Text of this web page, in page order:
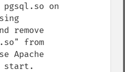
pgsql.so on
remove
from
Apache
start.